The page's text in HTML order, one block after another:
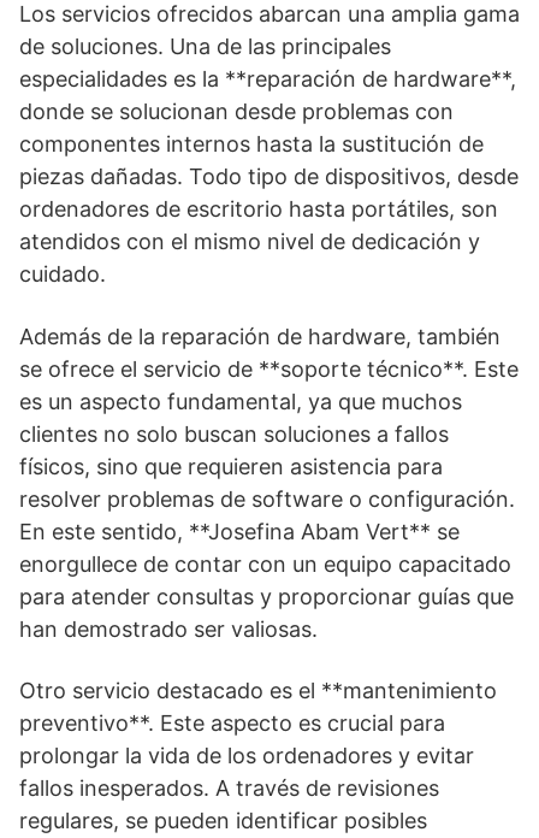
Los servicios ofrecidos abarcan una amplia gama
de soluciones. Una de las principales
especialidades es la **reparación de hardware**,
donde se solucionan desde problemas con
componentes internos hasta la sustitución de
piezas dañadas. Todo tipo de dispositivos, desde
ordenadores de escritorio hasta portátiles, son
atendidos con el mismo nivel de dedicación y
cuidado.
Además de la reparación de hardware, también
se ofrece el servicio de **soporte técnico**. Este
es un aspecto fundamental, ya que muchos
clientes no solo buscan soluciones a fallos
físicos, sino que requieren asistencia para
resolver problemas de software o configuración.
En este sentido, **Josefina Abam Vert** se
enorgullece de contar con un equipo capacitado
para atender consultas y proporcionar guías que
han demostrado ser valiosas.
Otro servicio destacado es el **mantenimiento
preventivo**. Este aspecto es crucial para
prolongar la vida de los ordenadores y evitar
fallos inesperados. A través de revisiones
regulares, se pueden identificar posibles